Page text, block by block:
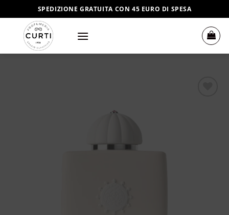
ai
contenuti
SPEDIZIONE GRATUITA CON 45 EURO DI SPESA